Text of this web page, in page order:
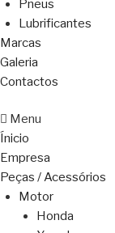
Pneus
Lubrificantes
Marcas
Galeria
Contactos
Menu
Ínicio
Empresa
Peças / Acessórios
Motor
Honda